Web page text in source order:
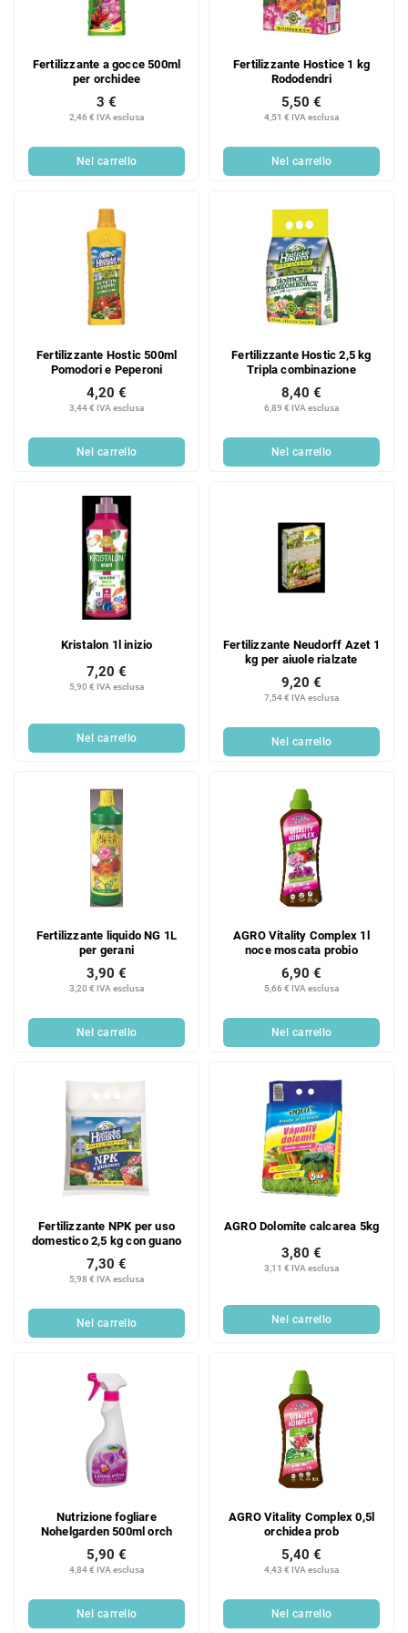
Fertilizzante a gocce 500ml
per orchidee
2,46 € IVA esclusa
3 €
Nel carrello
Fertilizzante Hostice 1 kg
Rododendri
4,51 € IVA esclusa
5,50 €
Nel carrello
Fertilizzante Hostic 500ml
Pomodori e Peperoni
3,44 € IVA esclusa
4,20 €
Nel carrello
Fertilizzante Hostic 2,5 kg
Tripla combinazione
6,89 € IVA esclusa
8,40 €
Nel carrello
Kristalon 1l inizio
5,90 € IVA esclusa
7,20 €
Nel carrello
Fertilizzante Neudorff Azet 1
kg per aiuole rialzate
7,54 € IVA esclusa
9,20 €
Nel carrello
Fertilizzante liquido NG 1L
per gerani
3,20 € IVA esclusa
3,90 €
Nel carrello
AGRO Vitality Complex 1l
noce moscata probio
5,66 € IVA esclusa
6,90 €
Nel carrello
Fertilizzante NPK per uso
domestico 2,5 kg con guano
5,98 € IVA esclusa
7,30 €
Nel carrello
AGRO Dolomite calcarea 5kg
3,11 € IVA esclusa
3,80 €
Nel carrello
Nutrizione fogliare
Nohelgarden 500ml orch
4,84 € IVA esclusa
5,90 €
Nel carrello
AGRO Vitality Complex 0,5l
orchidea prob
4,43 € IVA esclusa
5,40 €
Nel carrello